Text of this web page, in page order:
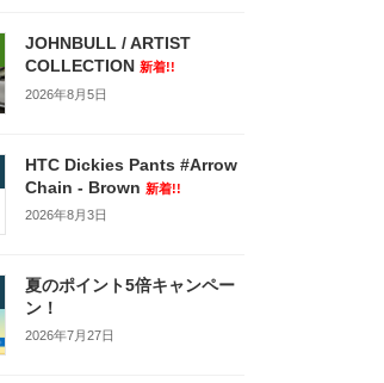
JOHNBULL / ARTIST
COLLECTION 新着!!
2026年8月5日
HTC Dickies Pants #Arrow
Chain - Brown 新着!!
2026年8月3日
夏のポイント5倍キャンペー
ン！
2026年7月27日